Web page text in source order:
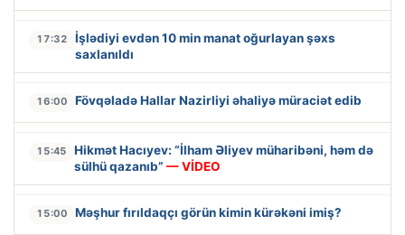
17:32
İşlədiyi evdən 10 min manat oğurlayan şəxs
saxlanıldı
16:00 Fövqəladə Hallar Nazirliyi əhaliyə müraciət edib
15:45
Hikmət Hacıyev: “İlham Əliyev müharibəni, həm də
sülhü qazanıb” — VİDEO
15:00 Məşhur fırıldaqçı görün kimin kürəkəni imiş?